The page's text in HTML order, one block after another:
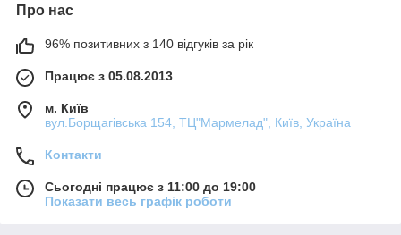
Про нас
96% позитивних з 140 відгуків за рік
Працює з 05.08.2013
м. Київ
вул.Борщагівська 154, ТЦ"Мармелад", Київ, Україна
Контакти
Сьогодні працює з 11:00 до 19:00
Показати весь графік роботи